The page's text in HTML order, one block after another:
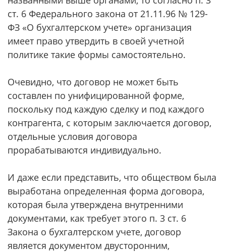
ст. 6 Федерального закона от 21.11.96 № 129-
ФЗ «О бухгалтерском учете» организация
имеет право утвердить в своей учетной
политике такие формы самостоятельно.
Очевидно, что договор не может быть
составлен по унифицированной форме,
поскольку под каждую сделку и под каждого
контрагента, с которым заключается договор,
отдельные условия договора
прорабатываются индивидуально.
И даже если представить, что обществом была
выработана определенная форма договора,
которая была утверждена внутренними
документами, как требует этого п. 3 ст. 6
Закона о бухгалтерском учете, договор
является документом двусторонним,